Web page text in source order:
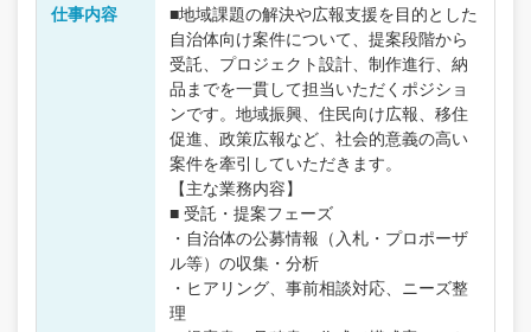
仕事内容
■地域課題の解決や広報支援を目的とした
自治体向け案件について、提案段階から
受託、プロジェクト設計、制作進行、納
品までを一貫して担当いただくポジショ
ンです。地域振興、住民向け広報、移住
促進、政策広報など、社会的意義の高い
案件を牽引していただきます。
【主な業務内容】
■ 受託・提案フェーズ
・自治体の公募情報（入札・プロポーザ
ル等）の収集・分析
・ヒアリング、事前相談対応、ニーズ整
理